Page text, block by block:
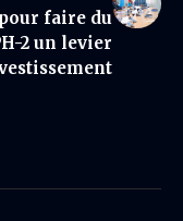
pour faire du
2 un levier